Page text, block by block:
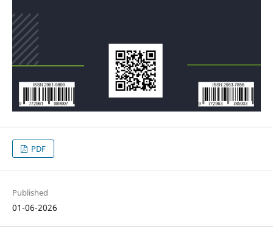
PDF
Published
01-06-2026